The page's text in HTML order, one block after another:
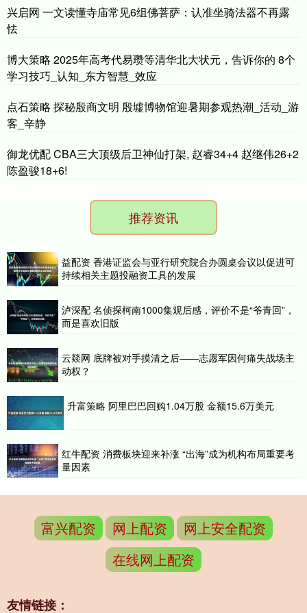
兴启网 一文读懂寺庙常见6组佛菩萨：认准坐骑法器不再露
怯
博大策略 2025年高考代易瓒等清华北大状元，告诉你的 8个
学习技巧_认知_东方智慧_效应
点石策略 探秘殷商文明 殷墟博物馆迎暑期参观热潮_活动_游
客_辛静
御龙优配 CBA三大顶级后卫神仙打架, 赵睿34+4 赵继伟26+2
陈盈骏18+6!
推荐资讯
益配资 香港证监会与亚行研究院合办圆桌会议以促进可
持续相关主题投融资工具的发展
泸深配 名侦探柯南1000集观后感，评价不是“爷青回”，
而是喜欢旧版
云燚网 底牌被对手摸清之后——志愿军因何痛失战场主
动权？
升富策略 阿里巴巴回购1.04万股 金额15.6万美元
红牛配资 消费板块迎来补涨 “出海”成为机构布局重要考
量因素
富兴配资 网上配资
网上安全配资
在线网上配资
友情链接：